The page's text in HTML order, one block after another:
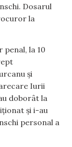
Dosarul
la
la 10
și
Iurii
doborât la
și i-au
personal a